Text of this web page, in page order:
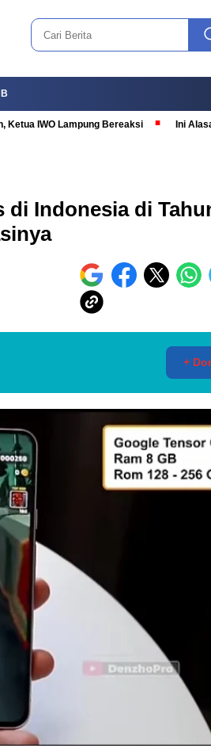
Ketua IWO Lampung Bereaksi Ini
di Indonesia di
+